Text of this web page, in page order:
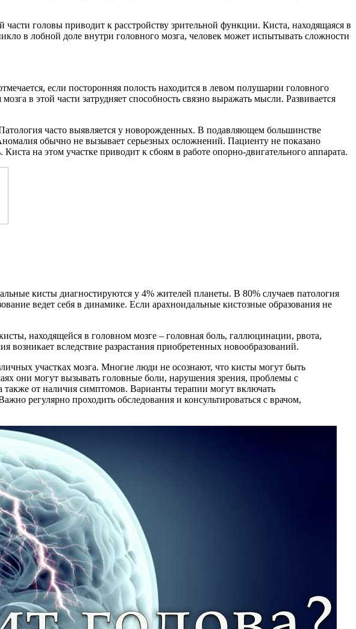
головы приводит к расстройству зрительной функции. Киста, находящаяся в
в лобной доле внутри головного мозга, человек может испытывать сложности
если посторонняя полость находится в левом полушарии головного
в этой части затрудняет способность связно выражать мысли. Развивается
часто выявляется у новорожденных. В подавляющем большинстве
обычно не вызывает серьезных осложнений. Пациенту не показано
на этом участке приводит к сбоям в работе опорно-двигательного аппарата.
кисты диагностируются у 4% жителей планеты. В 80% случаев патология
ведет себя в динамике. Если арахноидальные кистозные образования не
находящейся в головном мозге – головная боль, галлюцинации, рвота,
вследствие разрастания приобретенных новообразований.
участках мозга. Многие люди не осознают, что кисты могут быть
они могут вызывать головные боли, нарушения зрения, проблемы с
от наличия симптомов. Варианты терапии могут включать
регулярно проходить обследования и консультироваться с врачом,